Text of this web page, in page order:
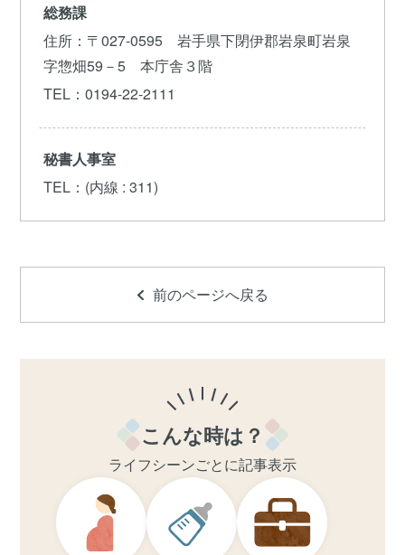
総務課
住所 ：〒027-0595 岩手県下閉伊郡岩泉町岩泉
字惣畑59－5 本庁舎３階
TEL ：0194-22-2111
秘書人事室
TEL ：(内線 : 311)
前のページへ戻る
こんな時は？
ライフシーンごとに記事表示